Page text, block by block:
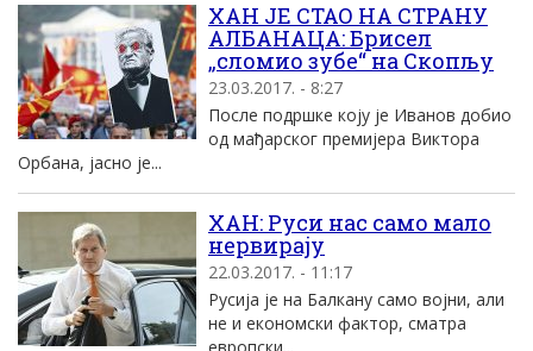
ХАН ЈЕ СТАО НА СТРАНУ
АЛБАНАЦА: Брисел
„сломио зубе“ на Скопљу
23.03.2017. - 8:27
После подршке коју је Иванов добио
од мађарског премијера Виктора
Орбана, јасно је...
ХАН: Руси нас само мало
нервирају
22.03.2017. - 11:17
Русија је на Балкану само војни, али
не и економски фактор, сматра